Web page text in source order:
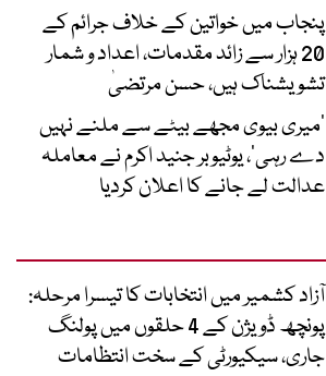
پنجاب میں خواتین کے خلاف جرائم کے
20 ہزار سے زائد مقدمات، اعداد و شمار
تشویشناک ہیں، حسن مرتضیٰ
’میری بیوی مجھے بیٹے سے ملنے نہیں
دے رہی‘، یوٹیوبر جنید اکرم نے معاملہ
عدالت لے جانے کا اعلان کردیا
آزاد کشمیر میں انتخابات کا تیسرا مرحلہ:
پونچھ ڈویژن کے 4 حلقوں میں پولنگ
جاری، سیکیورٹی کے سخت انتظامات